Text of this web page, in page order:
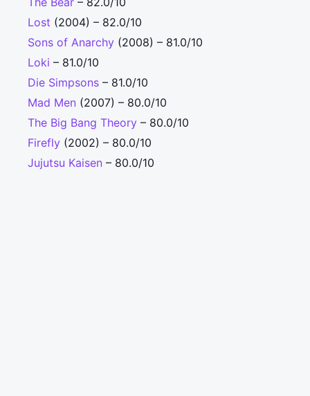
Lost (2004) – 82.0/10
Sons of Anarchy (2008) – 81.0/10
Loki – 81.0/10
Die Simpsons – 81.0/10
Mad Men (2007) – 80.0/10
The Big Bang Theory – 80.0/10
Firefly (2002) – 80.0/10
Jujutsu Kaisen – 80.0/10